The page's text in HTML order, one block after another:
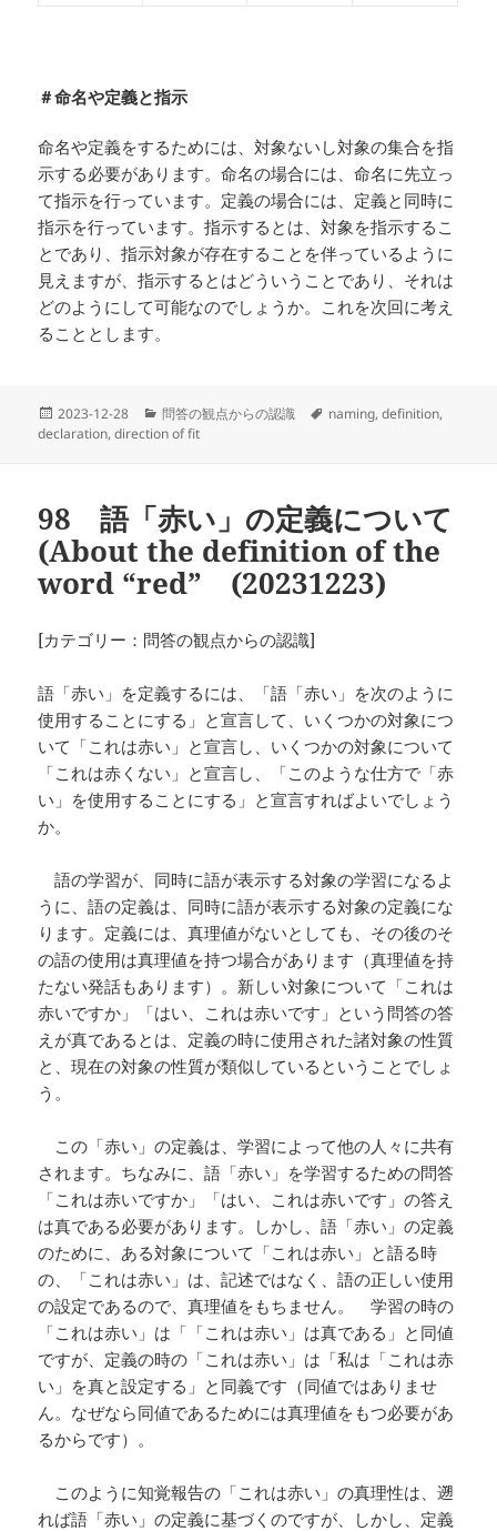
＃命名や定義と指示
命名や定義をするためには、対象ないし対象の集合を指
示する必要があります。命名の場合には、命名に先立っ
て指示を行っています。定義の場合には、定義と同時に
指示を行っています。指示するとは、対象を指示するこ
とであり、指示対象が存在することを伴っているように
見えますが、指示するとはどういうことであり、それは
どのようにして可能なのでしょうか。これを次回に考え
ることとします。
投
稿
2023-12-28
カ
テ
問答の観点からの認識
タ
naming,definition,
declaration,direction of fit
98 語「赤い」の定義について
(About the definition of the
word “red” (20231223)
[カテゴリー：問答の観点からの認識]
語「赤い」を定義するには、「語「赤い」を次のように
使用することにする」と宣言して、いくつかの対象につ
いて「これは赤い」と宣言し、いくつかの対象について
「これは赤くない」と宣言し、「このような仕方で「赤
い」を使用することにする」と宣言すればよいでしょう
か。
語の学習が、同時に語が表示する対象の学習になるよ
うに、語の定義は、同時に語が表示する対象の定義にな
ります。定義には、真理値がないとしても、その後のそ
の語の使用は真理値を持つ場合があります（真理値を持
たない発話もあります）。新しい対象について「これは
赤いですか」「はい、これは赤いです」という問答の答
えが真であるとは、定義の時に使用された諸対象の性質
と、現在の対象の性質が類似しているということでしょ
う。
この「赤い」の定義は、学習によって他の人々に共有
されます。ちなみに、語「赤い」を学習するための問答
「これは赤いですか」「はい、これは赤いです」の答え
は真である必要があります。しかし、語「赤い」の定義
のために、ある対象について「これは赤い」と語る時
の、「これは赤い」は、記述ではなく、語の正しい使用
の設定であるので、真理値をもちません。 学習の時の
「これは赤い」は「「これは赤い」は真である」と同値
ですが、定義の時の「これは赤い」は「私は「これは赤
い」を真と設定する」と同義です（同値ではありませ
ん。なぜなら同値であるためには真理値をもつ必要があ
るからです）。
このように知覚報告の「これは赤い」の真理性は、遡
れば語「赤い」の定義に基づくのですが、しかし、定義